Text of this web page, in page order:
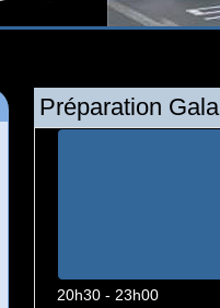
Préparation Gala
20h30 - 23h00